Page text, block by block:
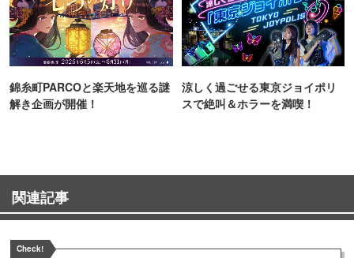
錦糸町PARCOと楽天地を巡る謎
解き企画が開催！
涼しく過ごせる東京ジョイポリ
スで絶叫＆ホラーを満喫！
関連記事
Check!